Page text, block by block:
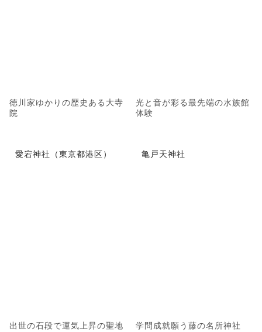
徳川家ゆかりの歴史ある大寺
院
光と音が彩る最先端の水族館
体験
愛宕神社（東京都港区）
出世の石段で運気上昇の聖地
亀戸天神社
学問成就願う藤の名所神社